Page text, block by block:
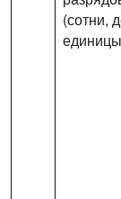
(сотни,